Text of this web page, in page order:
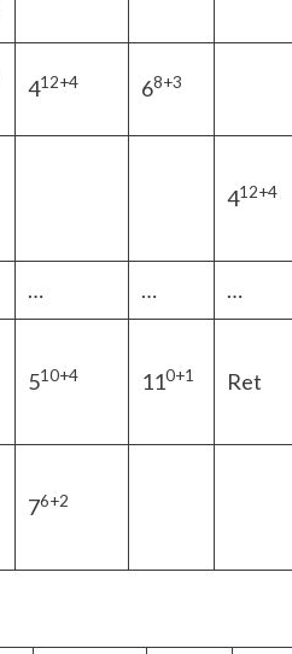
412+4 68+3
412+4
… … …
510+4 110+1 Ret
76+2